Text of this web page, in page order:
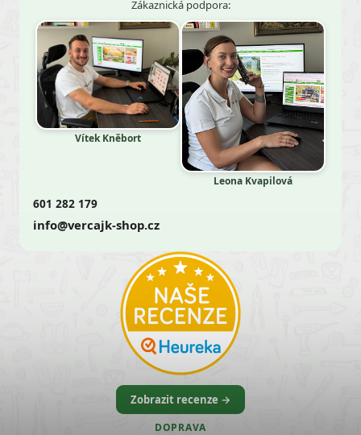
Zákaznická podpora:
Vítek Kněbort
Leona Kvapilová
601 282 179
info@vercajk-shop.cz
Zobrazit recenze →
DOPRAVA